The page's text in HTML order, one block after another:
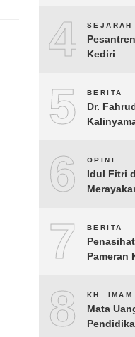
4 SEJARAH
Kediri
5 BERITA
Dr.
6 OPINI
Idul Fitri
7 BERITA
Pameran
8 KH.
Mata